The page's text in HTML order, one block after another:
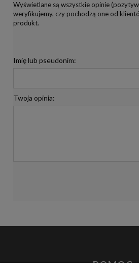
Wyświetlane są wszystkie opinie
weryfikujemy, czy pochodzą one od
produkt.
Imię lub pseudonim:
Twoja opinia:
POMOC